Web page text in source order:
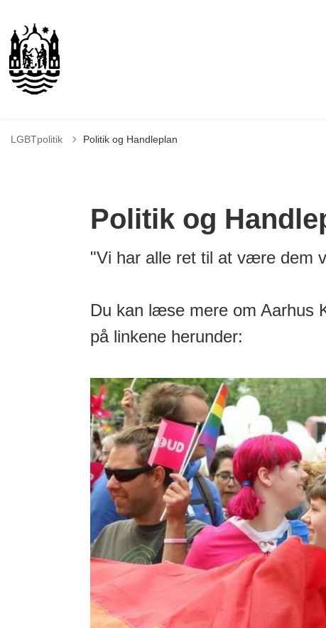
LGBTpolitik Politik og Handleplan
Politik og
"Vi har alle ret til at være dem
Du kan læse mere om Aarhus
på linkene herunder: